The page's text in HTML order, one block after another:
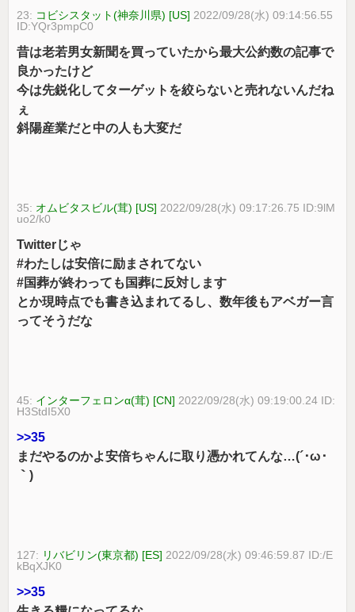
23: コビシスタット(神奈川県) [US] 2022/09/28(水) 09:14:56.55
ID:YQr3pmpC0
昔は老若男女新聞を買っていたから最大公約数の記事で
良かったけど
今は先鋭化してターゲットを絞らないと売れないんだね
ぇ
斜陽産業だと中の人も大変だ
35: オムビタスビル(茸) [US] 2022/09/28(水) 09:17:26.75 ID:9lM
uo2/k0
Twitterじゃ
#わたしは安倍に励まされてない
#国葬が終わっても国葬に反対します
とか現時点でも書き込まれてるし、数年後もアベガー言
ってそうだな
45: インターフェロンα(茸) [CN] 2022/09/28(水) 09:19:00.24 ID:
H3StdI5X0
>>35
まだやるのかよ安倍ちゃんに取り憑かれてんな…(´･ω･
｀)
127: リバビリン(東京都) [ES] 2022/09/28(水) 09:46:59.87 ID:/E
kBqXJK0
>>35